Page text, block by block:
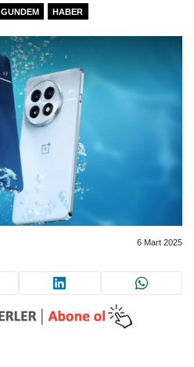
GUNDEM HABER
6 Mart 2025